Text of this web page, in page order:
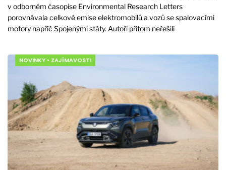
v odborném časopise Environmental Research Letters
porovnávala celkové emise elektromobilů a vozů se spalovacími
motory napříč Spojenými státy. Autoři přitom neřešili
NOVINKY • ZAJÍMAVOSTI